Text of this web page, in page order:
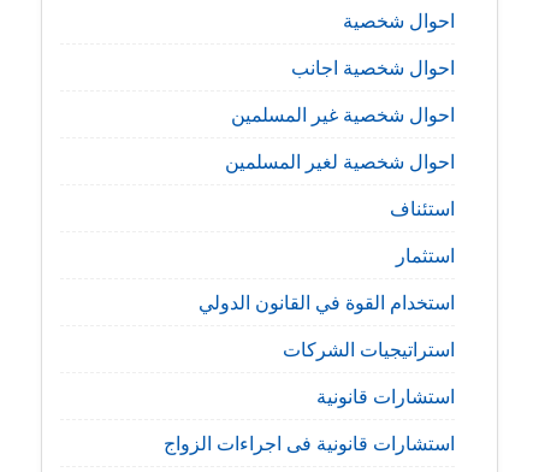
احوال شخصية
احوال شخصية اجانب
احوال شخصية غير المسلمين
احوال شخصية لغير المسلمين
استئناف
استثمار
استخدام القوة في القانون الدولي
استراتيجيات الشركات
استشارات قانونية
استشارات قانونية فى اجراءات الزواج